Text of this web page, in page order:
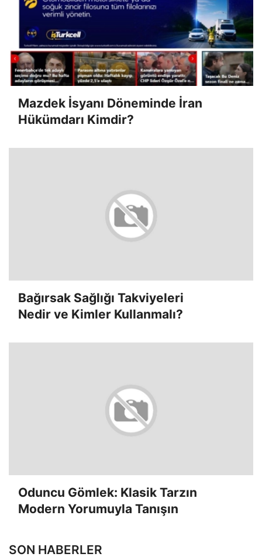
Mazdek İsyanı Döneminde İran
Hükümdarı Kimdir?
Bağırsak Sağlığı Takviyeleri
Nedir ve Kimler Kullanmalı?
Oduncu Gömlek: Klasik Tarzın
Modern Yorumuyla Tanışın
SON HABERLER